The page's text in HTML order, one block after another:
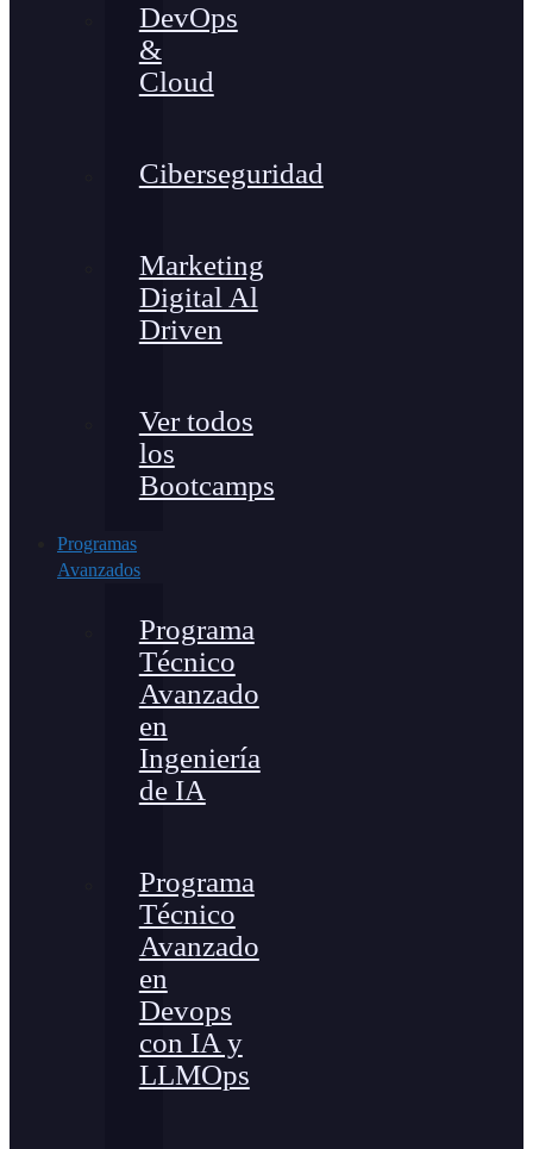
DevOps
&
Cloud
Ciberseguridad
Marketing
Digital Al
Driven
Ver todos
los
Bootcamps
Programas
Avanzados
Programa
Técnico
Avanzado
en
Ingeniería
de IA
Programa
Técnico
Avanzado
en
Devops
con IA y
LLMOps